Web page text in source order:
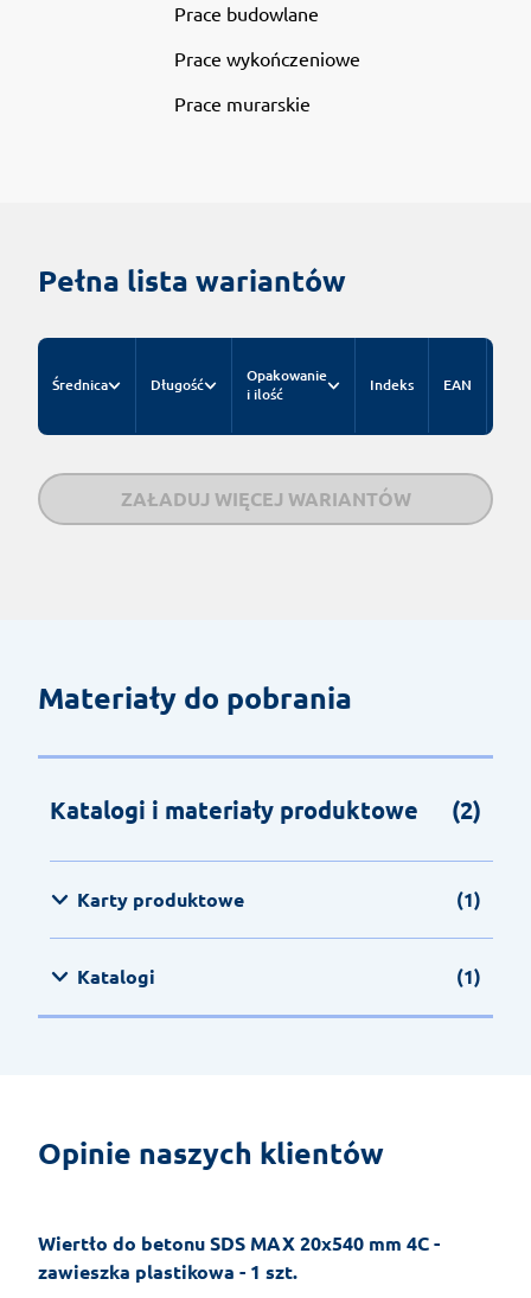
Prace budowlane
Prace wykończeniowe
Prace murarskie
Pełna lista wariantów
Średnica Długość
Opakowanie
i ilość
Indeks EAN
ZAŁADUJ WIĘCEJ WARIANTÓW
Materiały do pobrania
Katalogi i materiały produktowe (2)
Karty produktowe (1)
Katalogi (1)
Opinie naszych klientów
Wiertło do betonu SDS MAX 20x540 mm 4C -
zawieszka plastikowa - 1 szt.